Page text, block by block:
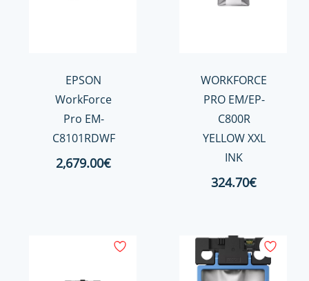
EPSON
WorkForce
Pro EM-
C8101RDWF
2,679.00€
WORKFORCE
PRO EM/EP-
C800R
YELLOW XXL
INK
324.70€